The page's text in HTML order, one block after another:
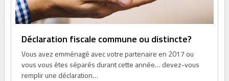
Déclaration fiscale commune ou distincte?
Vous avez emménagé avec votre partenaire en 2017 ou
vous vous êtes séparés durant cette année… devez-vous
remplir une déclaration…